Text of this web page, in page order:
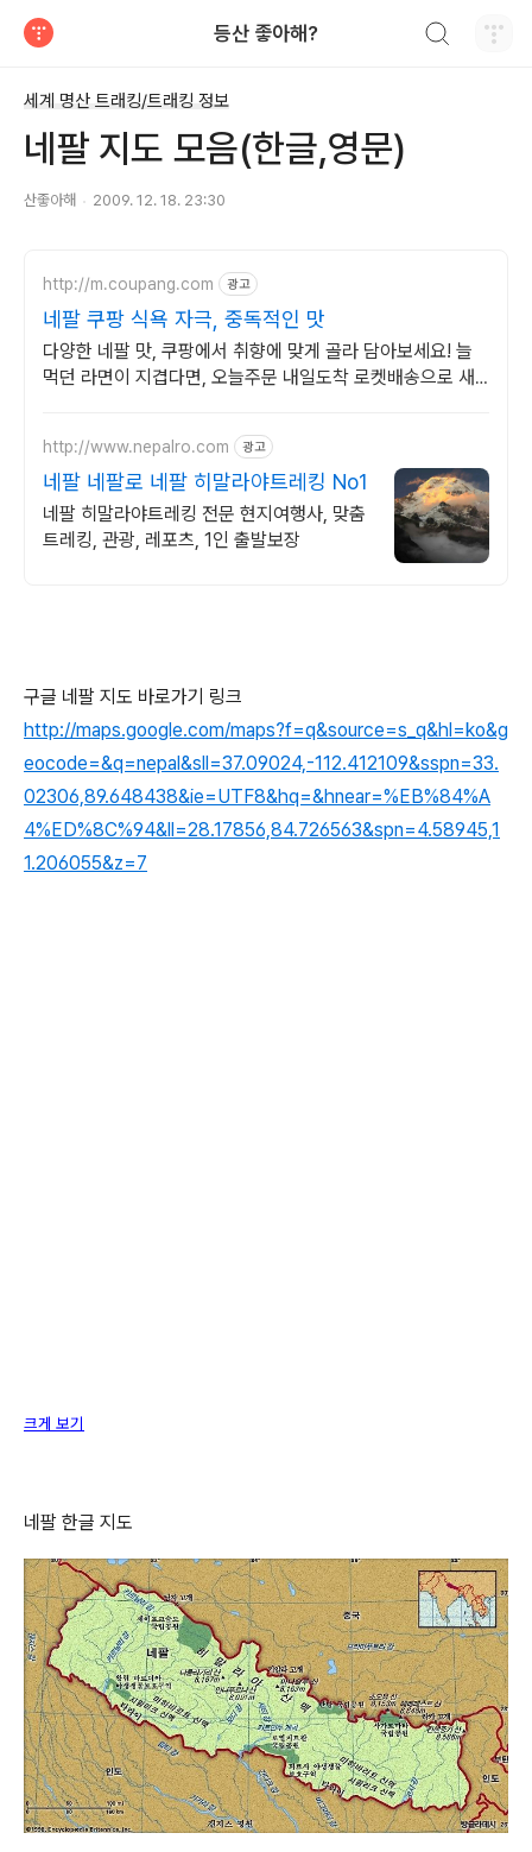
등산 좋아해?
세계 명산 트래킹/트래킹 정보
네팔 지도 모음(한글,영문)
산좋아해 2009. 12. 18. 23:30
http://m.coupang.com 광고
네팔 쿠팡 식욕 자극, 중독적인 맛
다양한 네팔 맛, 쿠팡에서 취향에 맞게 골라 담아보세요! 늘
먹던 라면이 지겹다면, 오늘주문 내일도착 로켓배송으로 새
http://www.nepalro.com 광고
네팔 네팔로 네팔 히말라야트레킹 No1
네팔 히말라야트레킹 전문 현지여행사, 맞춤
트레킹, 관광, 레포츠, 1인 출발보장
구글 네팔 지도 바로가기 링크
http://maps.google.com/maps?f=q&source=s_q&hl=ko&g
eocode=&q=nepal&sll=37.09024,-112.412109&sspn=33.
02306,89.648438&ie=UTF8&hq=&hnear=%EB%84%A
4%ED%8C%94&ll=28.17856,84.726563&spn=4.58945,1
1.206055&z=7
크게 보기
네팔 한글 지도